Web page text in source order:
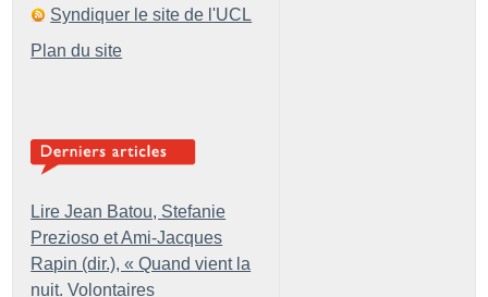
Syndiquer le site de l'UCL
Plan du site
Lire Jean Batou, Stefanie
Prezioso et Ami-Jacques
Rapin (dir.), « Quand vient la
nuit. Volontaires